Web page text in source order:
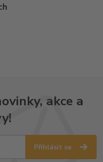
akce a
Přihlásit se